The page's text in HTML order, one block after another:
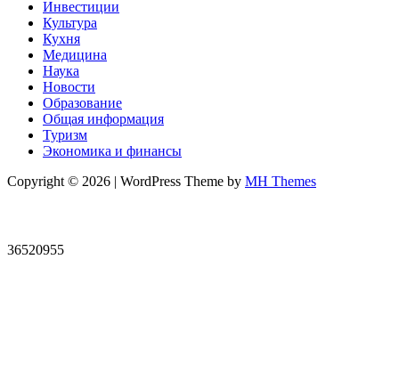
Инвестиции
Культура
Кухня
Медицина
Наука
Новости
Образование
Общая информация
Туризм
Экономика и финансы
Copyright © 2026 | WordPress Theme by MH Themes
36520955